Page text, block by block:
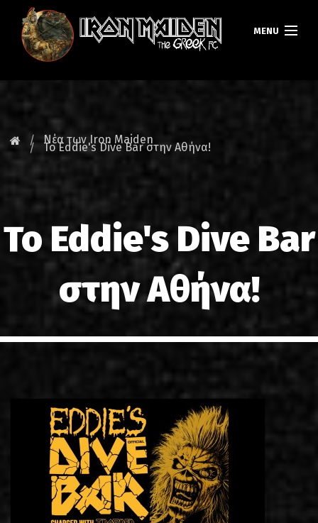
MENU
TOURS
DATABASE
GALLERY
LINKS
Νέα των Iron Maiden
Το Eddie's Dive Bar στην Αθήνα!
Το Eddie's Dive Bar
στην Αθήνα!